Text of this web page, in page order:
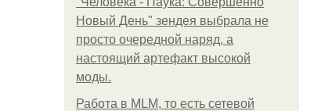
Новый День" зендея выбрала не
просто очередной наряд, а
настоящий артефакт высокой
моды.
Работа в MLM, то есть сетевой